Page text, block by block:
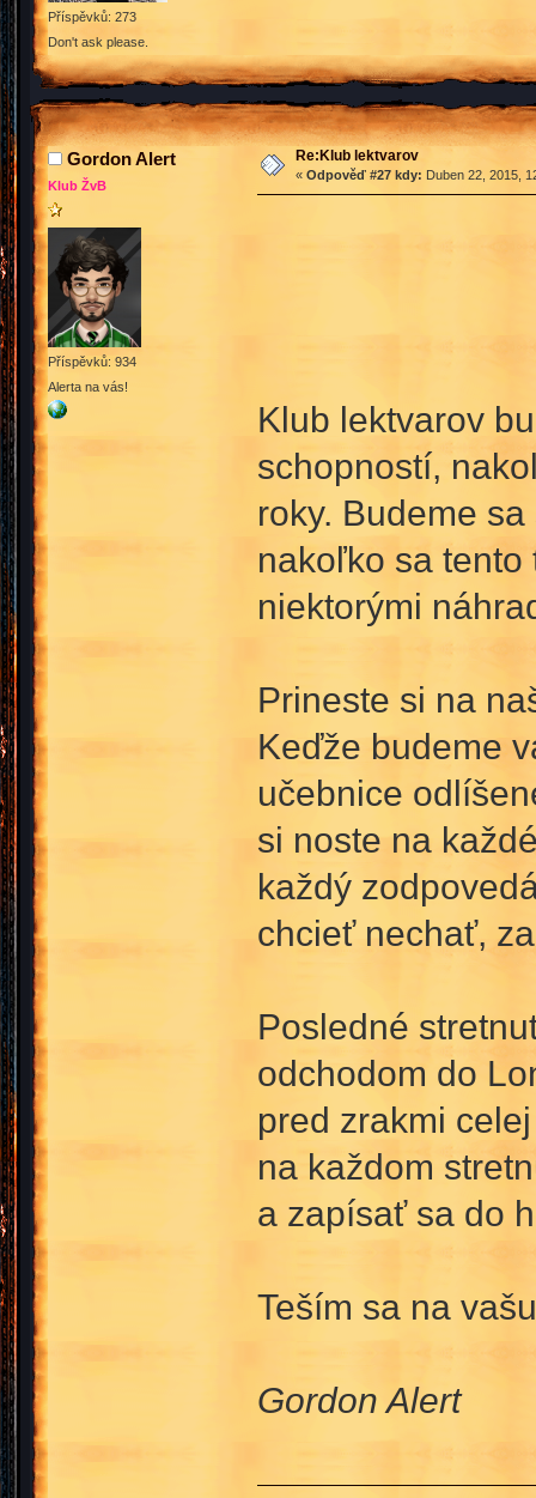
Příspěvků: 273
Don't ask please.
Gordon Alert
Klub ŽvB
Příspěvků: 934
Alerta na vás!
Re:Klub lektvarov
« Odpověď #27 kdy: Duben 22, 2015,
Klub lektvarov
schopností,
roky. Budeme
nakoľko sa tento
niektorými
Prineste si na
Keďže budeme
učebnice
si noste na
každý
chcieť nechať,
Posledné
odchodom do
pred zrakmi
na každom
a zapísať sa do
Teším sa na
Gordon Alert